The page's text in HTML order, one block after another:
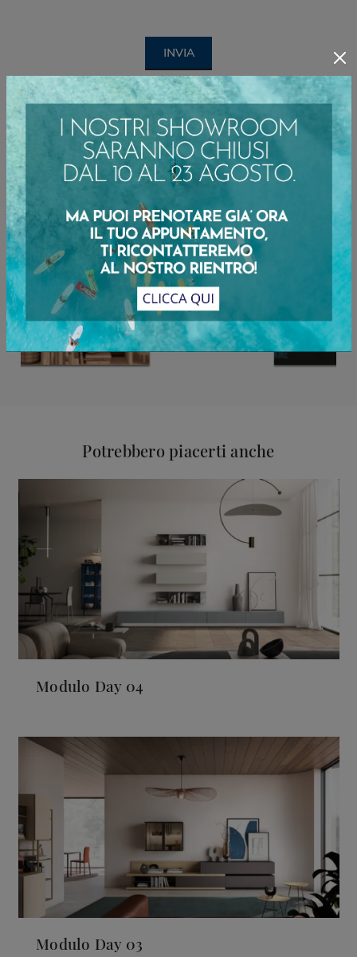
Sfoglia i cataloghi
INVIA
Potrebbero piacerti anche
Modulo Day 04
Modulo Day 03